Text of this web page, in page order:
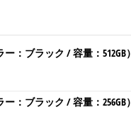
ー：ブラック / 容量：512GB）
ー：ブラック / 容量：256GB）